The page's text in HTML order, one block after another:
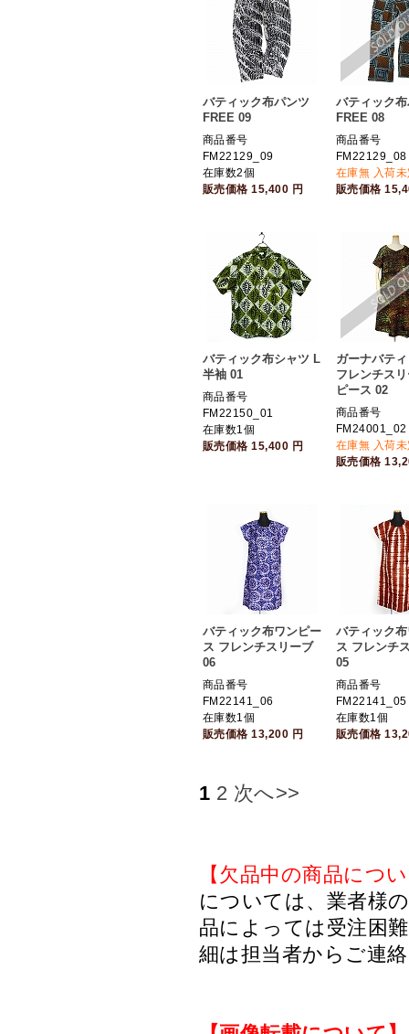
バティック布パンツ
FREE 09
商品番号
FM22129_09
在庫数2個
販売価格15,400 円
バティック
FREE 08
商品番号
FM22129_08
在庫無 入荷
販売価格
バティック布シャツ L
半袖 01
商品番号
FM22150_01
在庫数1個
販売価格15,400 円
ガーナバテ
フレンチス
ピース 02
商品番号
FM24001_02
在庫無 入荷
販売価格
バティック布ワンピー
ス フレンチスリーブ
06
商品番号
FM22141_06
在庫数1個
販売価格13,200 円
バティック
ス フレンチ
05
商品番号
FM22141_05
在庫数1個
販売価格
1 2 次へ>>
【欠品中の商品につ
については、業者様
品によっては受注困
細は担当者からご連